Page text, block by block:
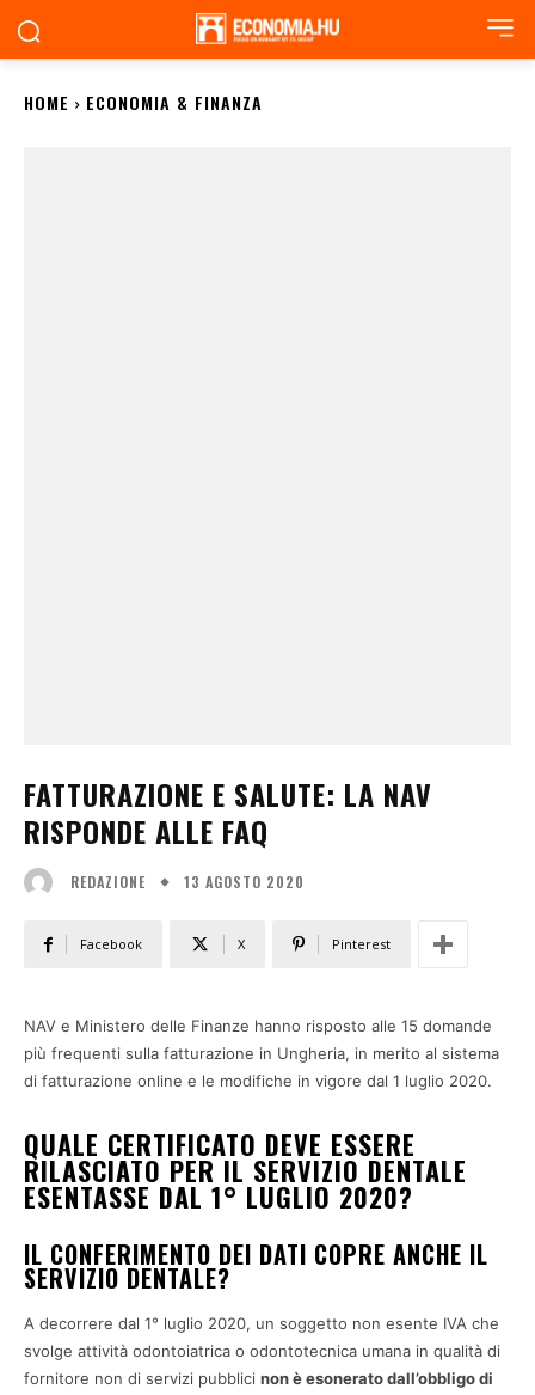
HOME ECONOMIA & FINANZA
FATTURAZIONE E SALUTE: LA NAV
RISPONDE ALLE FAQ
REDAZIONE 13 AGOSTO 2020
Facebook X Pinterest
NAV e Ministero delle Finanze hanno risposto alle 15 domande
più frequenti sulla fatturazione in Ungheria, in merito al sistema
di fatturazione online e le modifiche in vigore dal 1 luglio 2020.
QUALE CERTIFICATO DEVE ESSERE
RILASCIATO PER IL SERVIZIO DENTALE
ESENTASSE DAL 1° LUGLIO 2020?
IL CONFERIMENTO DEI DATI COPRE ANCHE IL
SERVIZIO DENTALE?
A decorrere dal 1° luglio 2020, un soggetto non esente IVA che
svolge attività odontoiatrica o odontotecnica umana in qualità di
fornitore non di servizi pubblici non è esonerato dall’obbligo di